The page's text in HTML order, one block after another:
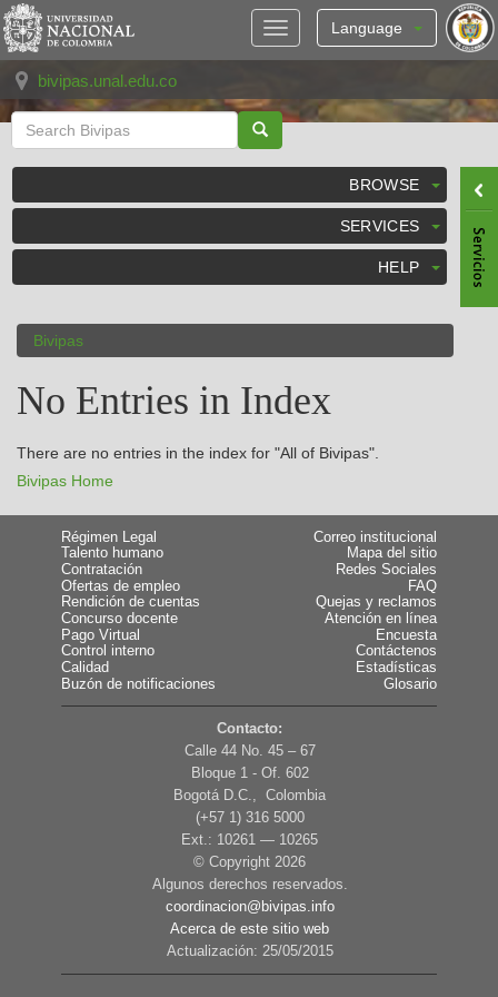
Skip
navigation
Language
bivipas.unal.edu.co
BROWSE
SERVICES
HELP
Bivipas
No Entries in Index
There are no entries in the index for "All of Bivipas".
Bivipas Home
Régimen Legal
Talento humano
Contratación
Ofertas de empleo
Rendición de cuentas
Concurso docente
Pago Virtual
Control interno
Calidad
Buzón de notificaciones
Correo institucional
Mapa del sitio
Redes Sociales
FAQ
Quejas y reclamos
Atención en línea
Encuesta
Contáctenos
Estadísticas
Glosario
Contacto:
Calle 44 No. 45 – 67
Bloque 1 - Of. 602
Bogotá D.C., Colombia
(+57 1) 316 5000
Ext.: 10261 — 10265
© Copyright 2026
Algunos derechos reservados.
coordinacion@bivipas.info
Acerca de este sitio web
Actualización: 25/05/2015